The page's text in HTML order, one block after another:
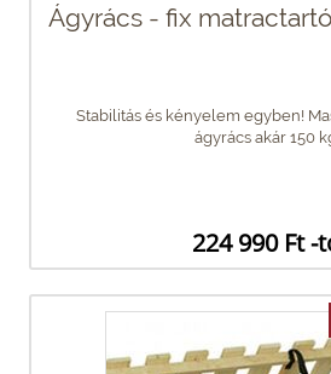
Ágyrács - fix
Stabilitás és kényelem egyben!
ágyrács akár 150
224 990 Ft -